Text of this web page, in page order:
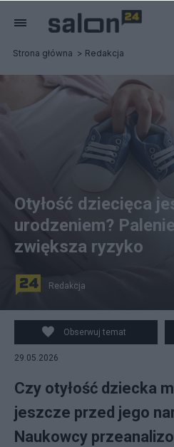
Strona główna Redakcja
Otyłość dziecięca
urodzeniem?
zwiększa ryzyko
Redakcja
Obserwuj temat
29.05.2026
Czy otyłość dziecka
jeszcze przed jego
Naukowcy